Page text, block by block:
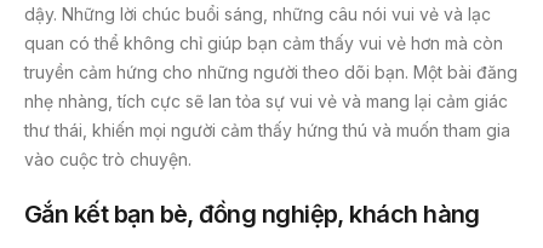
dậy. Những lời chúc buổi sáng, những câu nói vui vẻ và lạc
quan có thể không chỉ giúp bạn cảm thấy vui vẻ hơn mà còn
truyền cảm hứng cho những người theo dõi bạn. Một bài đăng
nhẹ nhàng, tích cực sẽ lan tỏa sự vui vẻ và mang lại cảm giác
thư thái, khiến mọi người cảm thấy hứng thú và muốn tham gia
vào cuộc trò chuyện.
Gắn kết bạn bè, đồng nghiệp, khách hàng